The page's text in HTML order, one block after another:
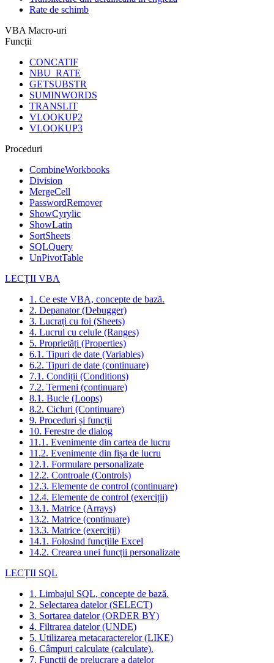
Rate de schimb
VBA Macro-uri
Funcții
CONCATIF
NBU_RATE
GETSUBSTR
SUMINWORDS
TRANSLIT
VLOOKUP2
VLOOKUP3
Proceduri
CombineWorkbooks
Division
MergeCell
PasswordRemover
ShowCyrylic
ShowLatin
SortSheets
SQLQuery
UnPivotTable
LECȚII VBA
1. Ce este VBA, concepte de bază.
2. Depanator (Debugger)
3. Lucrați cu foi (Sheets)
4. Lucrul cu celule (Ranges)
5. Proprietăți (Properties)
6.1. Tipuri de date (Variables)
6.2. Tipuri de date (continuare)
7.1. Condiții (Conditions)
7.2. Termeni (continuare)
8.1. Bucle (Loops)
8.2. Cicluri (Continuare)
9. Proceduri și funcții
10. Ferestre de dialog
11.1. Evenimente din cartea de lucru
11.2. Evenimente din fișa de lucru
12.1. Formulare personalizate
12.2. Controale (Controls)
12.3. Elemente de control (continuare)
12.4. Elemente de control (exerciții)
13.1. Matrice (Arrays)
13.2. Matrice (continuare)
13.3. Matrice (exerciții)
14.1. Folosind funcțiile Excel
14.2. Crearea unei funcții personalizate
LECȚII SQL
1. Limbajul SQL, concepte de bază.
2. Selectarea datelor (SELECT)
3. Sortarea datelor (ORDER BY)
4. Filtrarea datelor (UNDE)
5. Utilizarea metacaracterelor (LIKE)
6. Câmpuri calculate (calculate).
7. Funcții de prelucrare a datelor